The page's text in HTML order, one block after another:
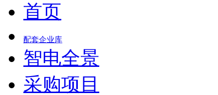
首页
配套企业库
智电全景
采购项目